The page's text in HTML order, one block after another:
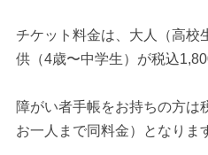
チケット料金は、大人（高校
供（4歳〜中学生）が税込
障がい者手帳をお持ちの方は
お一人まで同料金）となりま